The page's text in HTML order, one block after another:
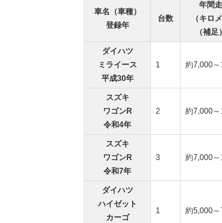
車名（車種）
登録年
台数
年間
（キロ
（補
ダイハツ
ミライース
平成30年
1 約7,000
スズキ
ワゴンR
令和4年
2 約7,000
スズキ
ワゴンR
令和7年
3 約7,000
ダイハツ
ハイゼット
カーゴ
1 約5,000